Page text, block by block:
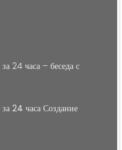
24 часа – беседа с
24 часа Создание